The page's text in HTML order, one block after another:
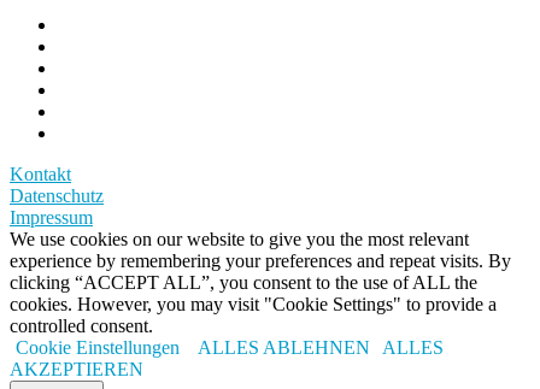
Kontakt
Datenschutz
Impressum
We use cookies on our website to give you the most relevant
experience by remembering your preferences and repeat visits. By
clicking “ACCEPT ALL”, you consent to the use of ALL the
cookies. However, you may visit "Cookie Settings" to provide a
controlled consent.
Cookie Einstellungen
ALLES ABLEHNEN
ALLES
AKZEPTIEREN